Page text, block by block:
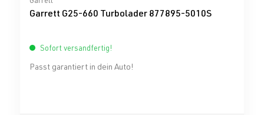
Garrett G25-660 Turbolader 877895-5010S
Sofort versandfertig!
Passt garantiert in dein Auto!